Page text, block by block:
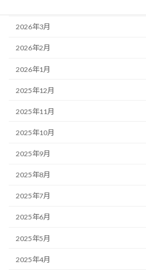
2026年3月
2026年2月
2026年1月
2025年12月
2025年11月
2025年10月
2025年9月
2025年8月
2025年7月
2025年6月
2025年5月
2025年4月